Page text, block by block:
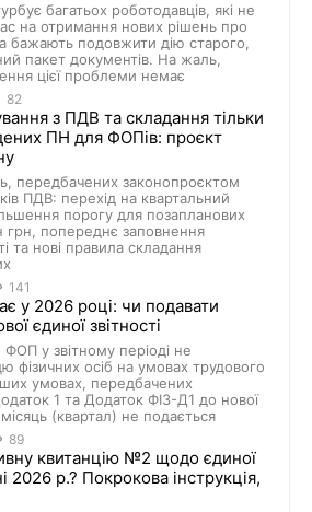
багатьох роботодавців, які не
на отримання нових рішень про
бажають подовжити дію старого,
пакет документів. На жаль,
цієї проблеми немає
82
з ПДВ та складання тільки
ПН для ФОПів: проєкт
передбачених законопроєктом
ПДВ: перехід на квартальний
порогу для позапланових
грн, попереднє заповнення
та нові правила складання
141
у 2026 році: чи подавати
єдиної звітності
у звітному періоді не
фізичних осіб на умовах трудового
умовах, передбачених
1 та Додаток ФІЗ-Д1 до нової
місяць (квартал) не подається
89
квитанцію №2 щодо єдиної
2026 р.? Покрокова інструкція,